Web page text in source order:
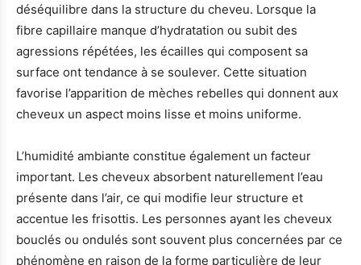
déséquilibre dans la structure du cheveu. Lorsque la
fibre capillaire manque d’hydratation ou subit des
agressions répétées, les écailles qui composent sa
surface ont tendance à se soulever. Cette situation
favorise l’apparition de mèches rebelles qui donnent aux
cheveux un aspect moins lisse et moins uniforme.
L’humidité ambiante constitue également un facteur
important. Les cheveux absorbent naturellement l’eau
présente dans l’air, ce qui modifie leur structure et
accentue les frisottis. Les personnes ayant les cheveux
bouclés ou ondulés sont souvent plus concernées par ce
phénomène en raison de la forme particulière de leur